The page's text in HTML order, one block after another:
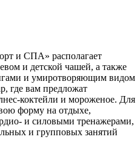
и СПА» располагает
и детской чашей, а также
и умиротворяющим видом
где вам предложат
коктейли и мороженое. Для
форму на отдыхе,
и силовыми тренажерами,
и групповых занятий